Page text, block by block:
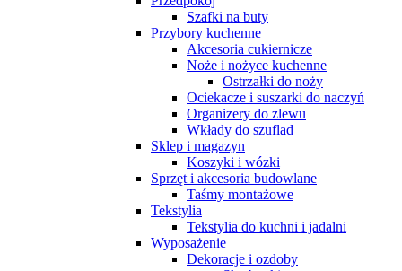
Szafki na buty
Przybory kuchenne
Akcesoria cukiernicze
Noże i nożyce kuchenne
Ostrzałki do noży
Ociekacze i suszarki do naczyń
Organizery do zlewu
Wkłady do szuflad
Sklep i magazyn
Koszyki i wózki
Sprzęt i akcesoria budowlane
Taśmy montażowe
Tekstylia
Tekstylia do kuchni i jadalni
Wyposażenie
Dekoracje i ozdoby